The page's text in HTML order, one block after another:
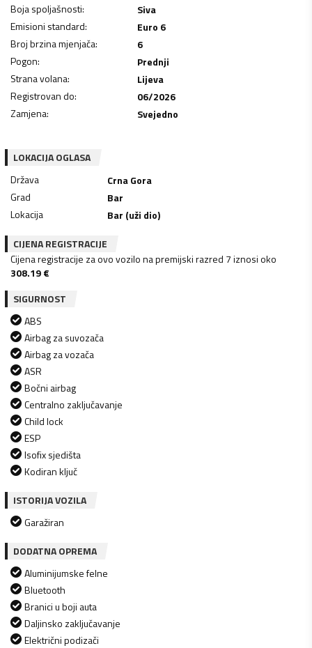
Boja spoljašnosti:
Siva
Emisioni standard:
Euro 6
Broj brzina mjenjača:
6
Pogon:
Prednji
Strana volana:
Lijeva
Registrovan do:
06/2026
Zamjena: Svejedno
LOKACIJA OGLASA
Država
Crna Gora
Grad
Bar
Lokacija
Bar (uži dio)
CIJENA REGISTRACIJE
Cijena registracije za ovo vozilo na premijski razred 7 iznosi oko
308.19€
SIGURNOST
ABS
Airbag za suvozača
Airbag za vozača
ASR
Bočni airbag
Centralno zaključavanje
Child lock
ESP
Isofix sjedišta
Kodiran ključ
ISTORIJA VOZILA
Garažiran
DODATNA OPREMA
Aluminijumske felne
Bluetooth
Branici u boji auta
Daljinsko zaključavanje
Električni podizači